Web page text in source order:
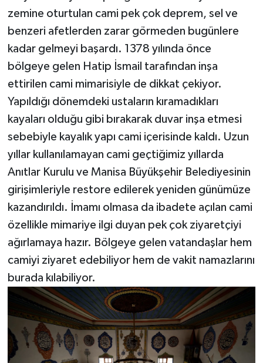
zemine oturtulan cami pek çok deprem, sel ve
benzeri afetlerden zarar görmeden bugünlere
kadar gelmeyi başardı. 1378 yılında önce
bölgeye gelen Hatip İsmail tarafından inşa
ettirilen cami mimarisiyle de dikkat çekiyor.
Yapıldığı dönemdeki ustaların kıramadıkları
kayaları olduğu gibi bırakarak duvar inşa etmesi
sebebiyle kayalık yapı cami içerisinde kaldı. Uzun
yıllar kullanılamayan cami geçtiğimiz yıllarda
Anıtlar Kurulu ve Manisa Büyükşehir Belediyesinin
girişimleriyle restore edilerek yeniden günümüze
kazandırıldı. İmamı olmasa da ibadete açılan cami
özellikle mimariye ilgi duyan pek çok ziyaretçiyi
ağırlamaya hazır. Bölgeye gelen vatandaşlar hem
camiyi ziyaret edebiliyor hem de vakit namazlarını
burada kılabiliyor.